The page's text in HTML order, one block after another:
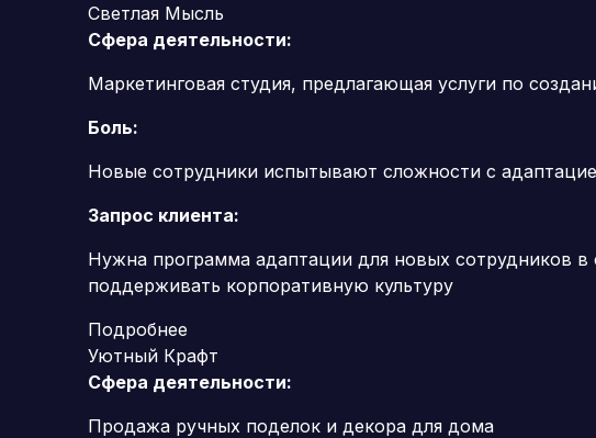
Светлая Мысль
Сфера деятельности:
Маркетинговая студия, предлагающая услуги по
Боль:
Новые сотрудники испытывают сложности с
Запрос клиента:
Нужна программа адаптации для новых сотрудников
поддерживать корпоративную культуру
Подробнее
Уютный Крафт
Сфера деятельности:
Продажа ручных поделок и декора для дома